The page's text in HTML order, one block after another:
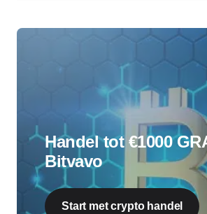
Handel tot €1000
Bitvavo
Start met crypto handel